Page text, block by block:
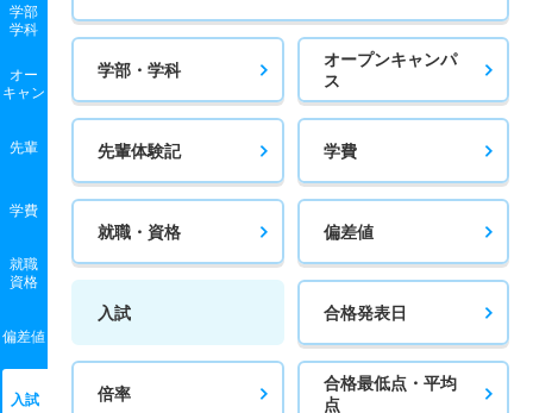
学部
学科
オー
キャン
先輩
学費
就職
資格
偏差値
入試
学部・学科
オープンキャンパ
ス
先輩体験記 学費
就職・資格 偏差値
入試 合格発表日
倍率
合格最低点・平均
点